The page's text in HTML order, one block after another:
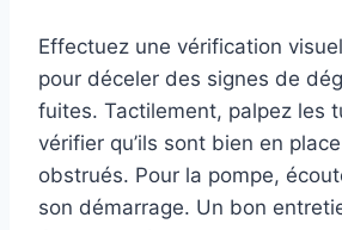
Effectuez une vérification
pour déceler des signes de
fuites. Tactilement, palpez les
vérifier qu’ils sont bien en
obstrués. Pour la pompe,
son démarrage. Un bon